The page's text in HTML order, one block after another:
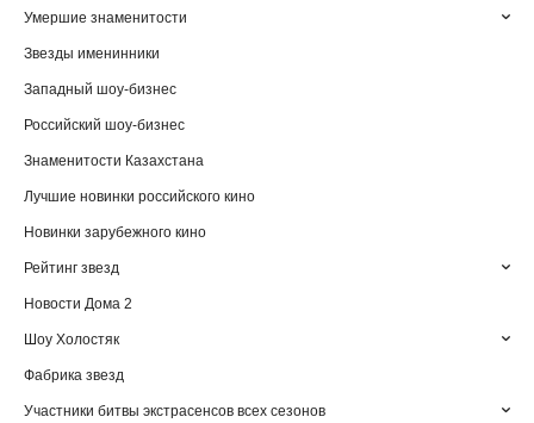
Умершие знаменитости
Звезды именинники
Западный шоу-бизнес
Российский шоу-бизнес
Знаменитости Казахстана
Лучшие новинки российского кино
Новинки зарубежного кино
Рейтинг звезд
Новости Дома 2
Шоу Холостяк
Фабрика звезд
Участники битвы экстрасенсов всех сезонов